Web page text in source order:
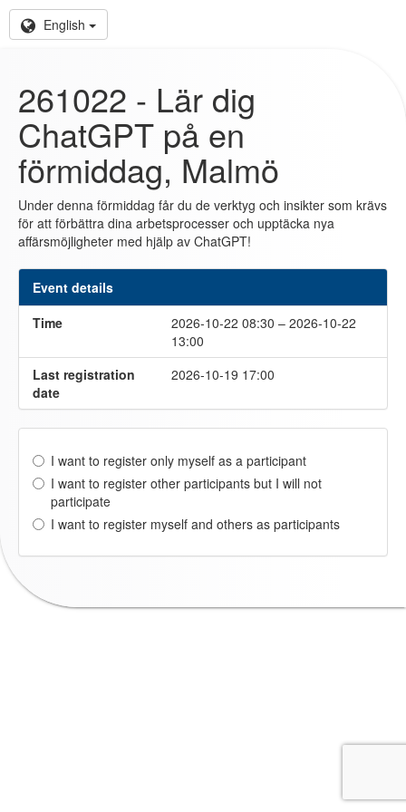
English
261022 - Lär dig
ChatGPT på en
förmiddag, Malmö
Under denna förmiddag får du de verktyg och insikter som krävs
för att förbättra dina arbetsprocesser och upptäcka nya
affärsmöjligheter med hjälp av ChatGPT!
Event details
Time
2026-10-22 08:30 – 2026-10-22
13:00
Last registration
date
2026-10-19 17:00
I want to register only myself as a participant
I want to register other participants but I will not
participate
I want to register myself and others as participants